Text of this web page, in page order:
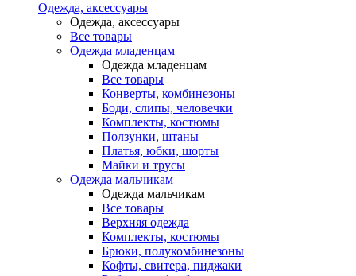
Одежда, аксессуары
Одежда, аксессуары
Все товары
Одежда младенцам
Одежда младенцам
Все товары
Конверты, комбинезоны
Боди, слипы, человечки
Комплекты, костюмы
Ползунки, штаны
Платья, юбки, шорты
Майки и трусы
Одежда мальчикам
Одежда мальчикам
Все товары
Верхняя одежда
Комплекты, костюмы
Брюки, полукомбинезоны
Кофты, свитера, пиджаки